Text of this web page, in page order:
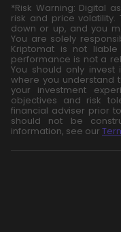
*Risk Warning: Digital
risk and price
down or up, and you
You are solely
Kriptomat is not
performance is not a
You should only
where you understand
your investment
objectives and risk
financial adviser prior
should not be
information, see our